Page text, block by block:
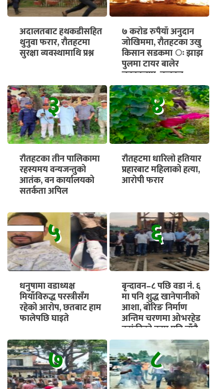
अदालतबाट हथकडीसहित
थुनुवा फरार, रौतहटमा
सुरक्षा व्यवस्थामाथि प्रश्न
७ करोड रुपैयाँ अनुदान
जोखिममा, रौतहटका उखु
किसान सडकमा ः झाझ
पुलमा टायर बालेर
चक्काजाम, तत्काल
भुक्तानी सुनिश्चित गर्न माग
३
रौतहटका तीन पालिकामा
रहस्यमय वन्यजन्तुको
आतंक, वन कार्यालयको
सतर्कता अपिल
४
रौतहटमा धारिलो हतियार
प्रहारबाट महिलाको हत्या,
आरोपी फरार
५
धनुषामा वडाध्यक्ष
मियाँविरुद्ध परस्त्रीसँग
रहेको आरोप, छतबाट हाम
फालेपछि घाइते
६
बृन्दावन–८ पछि वडा नं. ६
मा पनि शुद्ध खानेपानीको
आशा, बोरिङ निर्माण
अन्तिम चरणमा ओभरहेड
ट्यांकीको काम पनि चाँडै
सुरु हुने
७ ८